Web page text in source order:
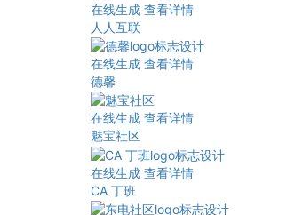
在线生成 查看详情
人人互联
在线生成 查看详情
德馨
在线生成 查看详情
魅宝社区
在线生成 查看详情
CA 丁班